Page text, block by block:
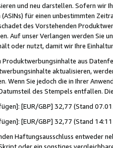
und neu darstellen. Sofern wir
für einen unbestimmten
des Vorstehenden
Auf unser Verlangen werden Sie
oder nutzt, damit wir Ihre
Produktwerbungsinhalte aus
aktualisieren,
Wenn Sie jedoch die in Ihrer
des Stempels entfallen.
[EUR/GBP] 32,77 (Stand
[EUR/GBP] 32,77 (Stand
Haftungsausschluss entweder
oder ein sonstiges